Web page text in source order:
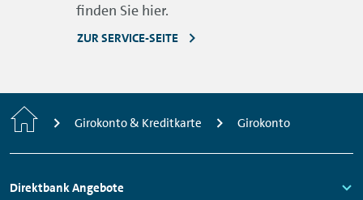
finden Sie hier.
ZUR SERVICE-SEITE
Home Girokonto & Kreditkarte Girokonto
Footer
Direktbank Angebote